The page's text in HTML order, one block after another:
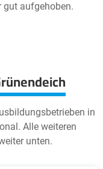
gut aufgehoben.
in
Alle weiteren
unten.